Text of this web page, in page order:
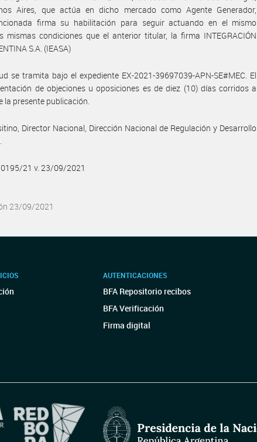
Aires, que actúa en dicho mercado como Agente Generador,
firma su habilitación para seguir actuando en el mismo
mismas condiciones que el anterior titular, la firma INTEGRACIÓN
S.A. (IEASA)
se tramita bajo el expediente EX-2021-39697039-APN-SE#MEC. El
de objeciones u oposiciones es de diez (10) días corridos a
la presente publicación.
Director Nacional, Dirección Nacional de Regulación y Desarrollo
21 v. 23/09/2021
23/09/2021
AUTENTICACIONES
BFA Repositorio recibos
BFA Verificación
Firma digital